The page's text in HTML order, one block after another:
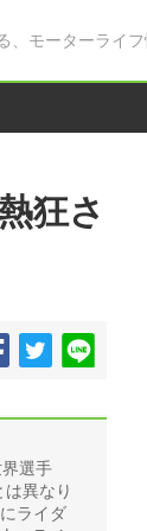
モーターライフ
狂さ
選手
異なり
ライダ